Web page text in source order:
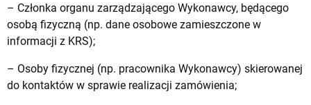
– Członka organu zarządzającego Wykonawcy, będącego
osobą fizyczną (np. dane osobowe zamieszczone w
informacji z KRS);
– Osoby fizycznej (np. pracownika Wykonawcy) skierowanej
do kontaktów w sprawie realizacji zamówienia;